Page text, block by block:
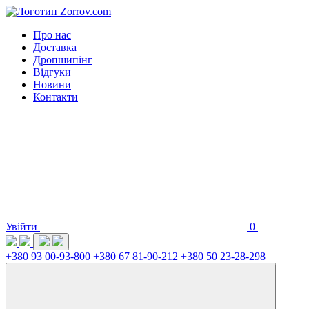
Про нас
Доставка
Дропшипінг
Відгуки
Новини
Контакти
Увійти 0
+380 93 00-93-800 +380 67 81-90-212 +380 50 23-28-298